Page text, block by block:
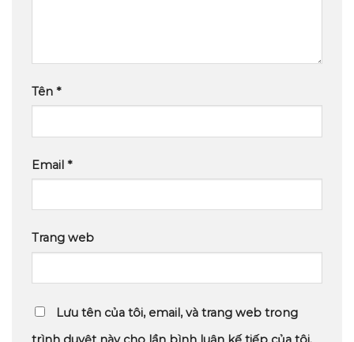
Tên *
Email *
Trang web
Lưu tên của tôi, email, và trang web trong